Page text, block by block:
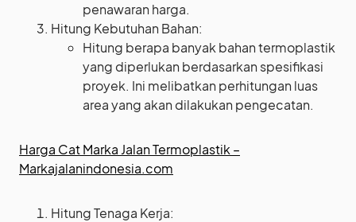
penawaran harga.
Hitung Kebutuhan Bahan:
Hitung berapa banyak bahan termoplastik
yang diperlukan berdasarkan spesifikasi
proyek. Ini melibatkan perhitungan luas
area yang akan dilakukan pengecatan.
Harga Cat Marka Jalan Termoplastik –
Markajalanindonesia.com
Hitung Tenaga Kerja: